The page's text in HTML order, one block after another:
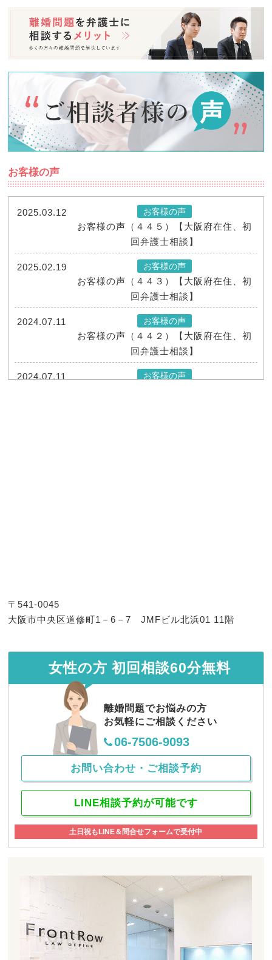
お客様の声
2025.03.12 お客様の声
お客様の声（４４５）【大阪府在住、初
回弁護士相談】
2025.02.19 お客様の声
お客様の声（４４３）【大阪府在住、初
回弁護士相談】
2024.07.11 お客様の声
お客様の声（４４２）【大阪府在住、初
回弁護士相談】
2024.07.11 お客様の声
回弁護士相談】
2024.07.11
お客様の声（４３６）【大阪府在住、初
2024.07.11 お客様の声
お客様の声（４３５）【大阪府在住、初
〒541-0045
大阪市中央区道修町1－6－7 JMFビル北浜01 11階
女性の方 初回相談60分無料
離婚問題でお悩みの方
お気軽にご相談ください
06-7506-9093
お問い合わせ・ご相談予約
LINE相談予約が可能です
土日祝もLINE＆問合せフォームで受付中